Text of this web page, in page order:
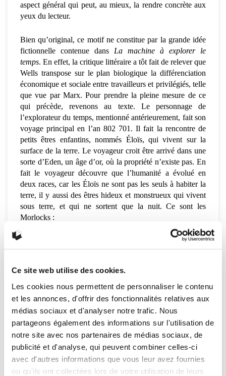
Ce site web utilise des cookies.
Les cookies nous permettent de personnaliser le contenu
et les annonces, d'offrir des fonctionnalités relatives aux
médias sociaux et d'analyser notre trafic. Nous
partageons également des informations sur l'utilisation de
notre site avec nos partenaires de médias sociaux, de
publicité et d'analyse, qui peuvent combiner celles-ci
avec d'autres informations que vous leur avez fournies
ou qu'ils ont collectées lors de votre utilisation de leurs
aspect général qui peut, au mieux, la rendre concrète aux
yeux du lecteur.
Bien qu’original, ce motif ne constitue par la grande idée
fictionnelle contenue dans La machine à explorer le
temps. En effet, la critique littéraire a tôt fait de relever que
Wells transpose sur le plan biologique la différenciation
économique et sociale entre travailleurs et privilégiés, telle
que vue par Marx. Pour prendre la pleine mesure de ce
qui précède, revenons au texte. Le personnage de
l’explorateur du temps, mentionné antérieurement, fait son
voyage principal en l’an 802 701. Il fait la rencontre de
petits êtres enfantins, nommés Éloïs, qui vivent sur la
surface de la terre. Le voyageur croit être arrivé dans une
sorte d’Eden, un âge d’or, où la propriété n’existe pas. En
fait le voyageur découvre que l’humanité a évolué en
deux races, car les Éloïs ne sont pas les seuls à habiter la
terre, il y aussi des êtres hideux et monstrueux qui vivent
sous terre, et qui ne sortent que la nuit. Ce sont les
Morlocks :
Graduellement, la vérité se fit jour : l’Homme
différencié en deux animaux distincts; je devinais
n’étaient pas les seuls descendants de notre
génération, mais que cet être blême [le Morlock],
immonde, ténébreux, que j’avais aperçu, était
aussi l’héritier des âges antérieursiii .
L’explorateur du temps ébauche des théories sur la
coexistence des deux races en se basant sur un cadre
référentiel du 19esiècle, lequel rappelle un peu le